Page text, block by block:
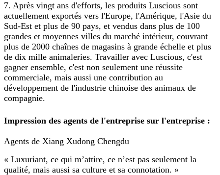
7. Après vingt ans d'efforts, les produits Luscious sont
actuellement exportés vers l'Europe, l'Amérique, l'Asie du
Sud-Est et plus de 90 pays, et vendus dans plus de 100
grandes et moyennes villes du marché intérieur, couvrant
plus de 2000 chaînes de magasins à grande échelle et plus
de dix mille animaleries. Travailler avec Luscious, c'est
gagner ensemble, c'est non seulement une réussite
commerciale, mais aussi une contribution au
développement de l'industrie chinoise des animaux de
compagnie.
Impression des agents de l'entreprise sur l'entreprise :
Agents de Xiang Xudong Chengdu
« Luxuriant, ce qui m’attire, ce n’est pas seulement la
qualité, mais aussi sa culture et sa connotation. »